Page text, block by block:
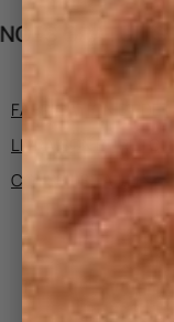
FABRICATION ET
LIVRAISON ET
CONSEILS TAILLE